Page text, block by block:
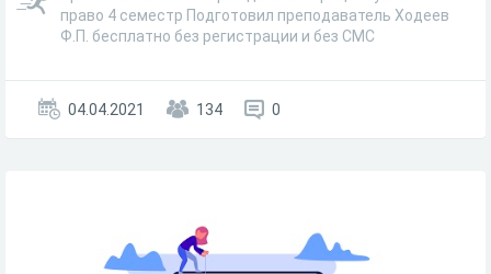
право 4 семестр Подготовил преподаватель Ходеев
Ф.П. бесплатно без регистрации и без СМС
04.04.2021 134 0